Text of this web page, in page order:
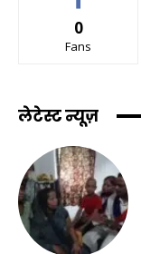
0
Fans
लेटेस्ट न्यूज़